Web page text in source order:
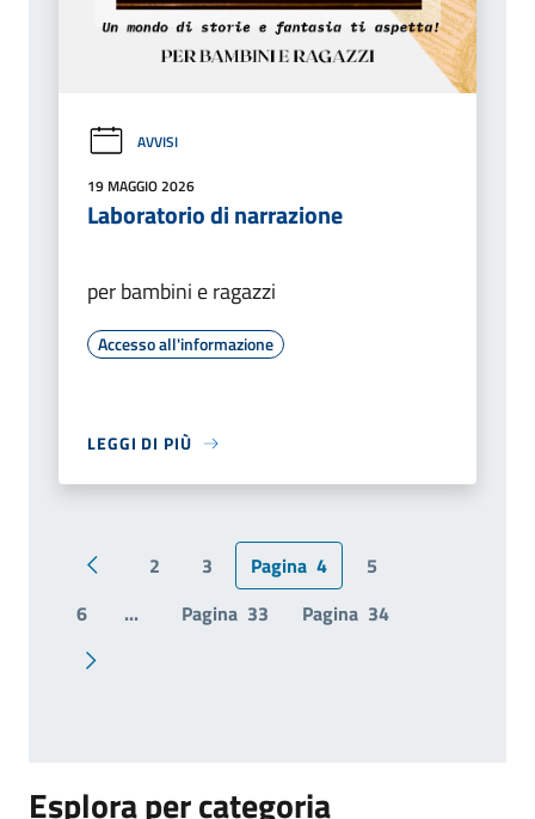
AVVISI
19 MAGGIO 2026
Laboratorio di narrazione
per bambini e ragazzi
Accesso all'informazione
LEGGI DI PIÙ
Pagina precedente
2 3 Pagina 4
5
6
... Pagina 33 Pagina 34
Pagina successiva
Esplora per categoria